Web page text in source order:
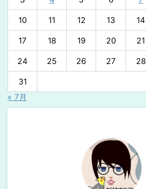
10 11 12 13 14
17 18 19 20 21
24 25 26 27 28
31
« 7月